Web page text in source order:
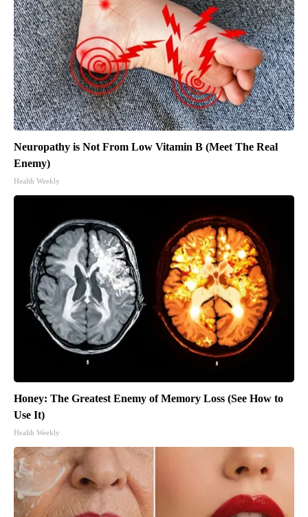
Neuropathy is Not From Low Vitamin B (Meet The Real
Enemy)
Health Weekly
Honey: The Greatest Enemy of Memory Loss (See How to
Use It)
Health Weekly